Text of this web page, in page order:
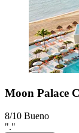
Moon Palace
8/10 Bueno
"."